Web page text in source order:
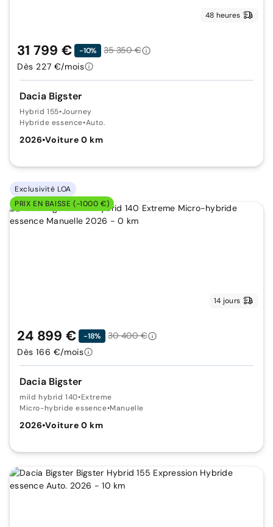
48 heures
Dacia Bigster
Hybrid 155•Journey
Hybride essence•Auto.
2026•Voiture 0 km
31 799 € -10%
35 350 €
Dès 227 €/mois
Exclusivité LOA
PRIX EN BAISSE (-1000 €)
14 jours
Dacia Bigster
mild hybrid 140•Extreme
Micro-hybride essence•Manuelle
2026•Voiture 0 km
24 899 € -18%
30 400 €
Dès 166 €/mois